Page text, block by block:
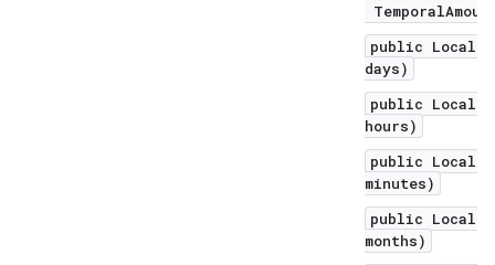
public
days)
public
hours)
public
minutes)
public
months)